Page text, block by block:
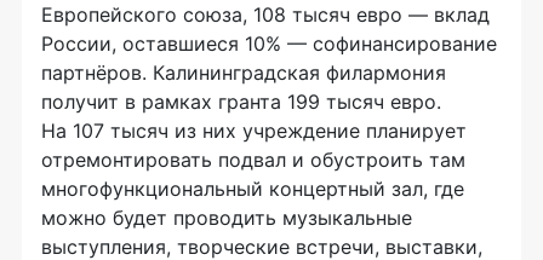
Европейского союза, 108 тысяч евро — вклад
России, оставшиеся 10% — софинансирование
партнёров. Калининградская филармония
получит в рамках гранта 199 тысяч евро.
На 107 тысяч из них учреждение планирует
отремонтировать подвал и обустроить там
многофункциональный концертный зал, где
можно будет проводить музыкальные
выступления, творческие встречи, выставки,